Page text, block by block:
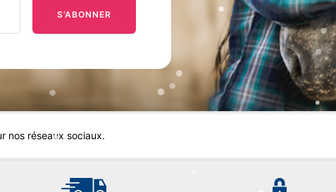
S’ABONNER
nos réseaux sociaux.